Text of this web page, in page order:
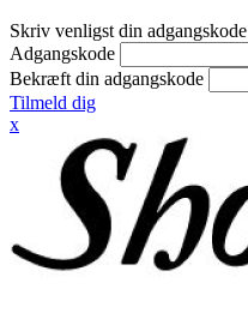
Skriv venligst din adgangskode
Adgangskode
Bekræft din adgangskode
Tilmeld dig
x